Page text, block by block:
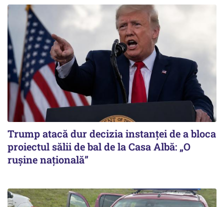
Trump atacă dur decizia instanţei de a bloca
proiectul sălii de bal de la Casa Albă: „O
ruşine naţională”